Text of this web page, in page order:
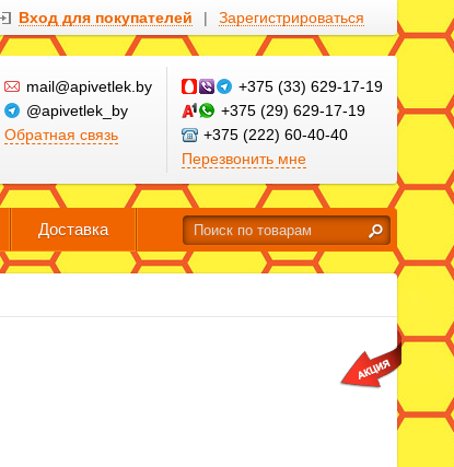
Вход для покупателей | Зарегистрироваться
mail@apivetlek.by
@apivetlek_by
Обратная связь
+375 (33) 629-17-19
+375 (29) 629-17-19
+375 (222) 60-40-40
Перезвонить мне
Доставка